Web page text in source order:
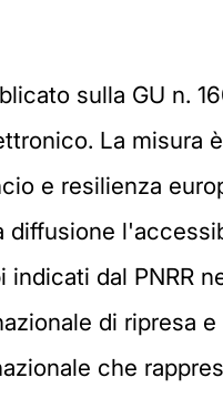
sulla GU n.
La misura
e resilienza
dal PNRR
di ripresa e
che